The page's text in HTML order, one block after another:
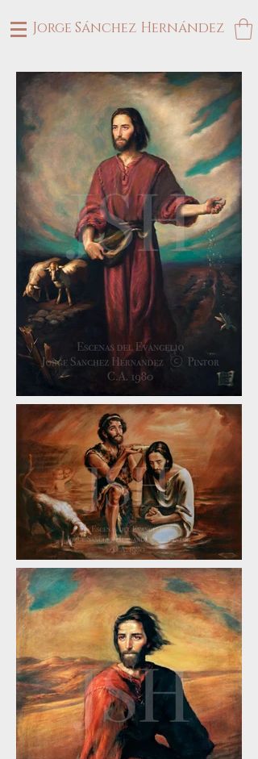
Jorge Sánchez Hernández